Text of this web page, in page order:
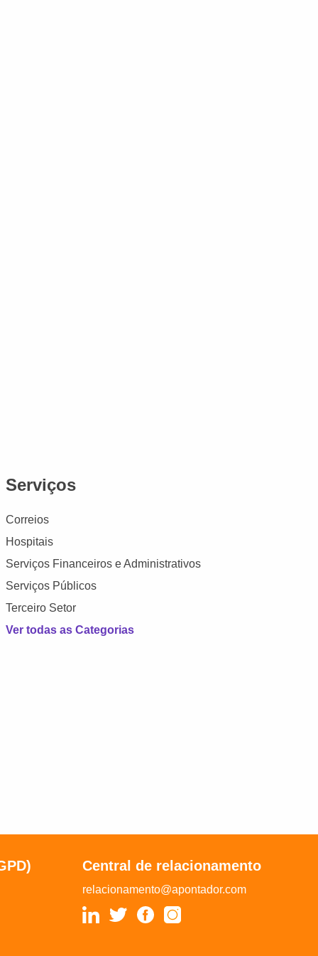
Serviços
Correios
Hospitais
Serviços Financeiros e Administrativos
Serviços Públicos
Terceiro Setor
Ver todas as Categorias
Central de relacionamento
relacionamento@apontador.com